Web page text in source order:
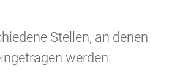
Stellen, an denen
werden: